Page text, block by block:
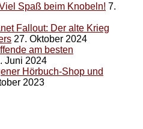
Spaß beim Knobeln! 7.
Fallout: Der alte Krieg
27. Oktober 2024
am besten
Juni 2024
Hörbuch-Shop und
2023